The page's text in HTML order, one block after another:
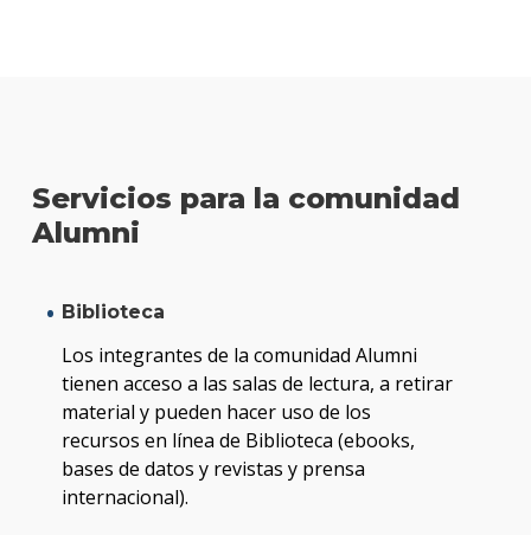
Servicios para la comunidad
Alumni
Biblioteca
Los integrantes de la comunidad Alumni
tienen acceso a las salas de lectura, a retirar
material y pueden hacer uso de los
recursos en línea de Biblioteca (ebooks,
bases de datos y revistas y prensa
internacional).